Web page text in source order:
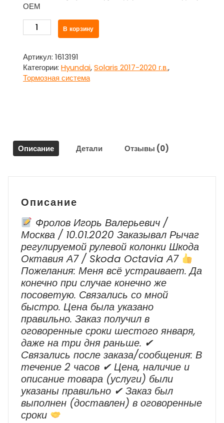
ОЕМ
Количество
товара
передний
левый
для
2017-
2020
В корзину
Артикул: 1613191
Категории: Hyundai,Solaris 2017-2020 г.в.,
Тормозная система
Описание Детали Отзывы (0)
Описание
Фролов Игорь Валерьевич /
Москва / 10.01.2020 Заказывал Рычаг
регулируемой рулевой колонки Шкода
Октавия А7 / Skoda Octavia А7
Пожелания: Меня всё устраивает. Да
конечно при случае конечно же
посоветую. Связались со мной
быстро. Цена была указано
правильно. Заказ получил в
оговоренные сроки шестого января,
даже на три дня раньше. ✔
Cвязались после заказа/сообщения: В
течение 2 часов ✔ Цена, наличие и
описание товара (услуги) были
указаны правильно ✔ Заказ был
выполнен (доставлен) в оговоренные
сроки